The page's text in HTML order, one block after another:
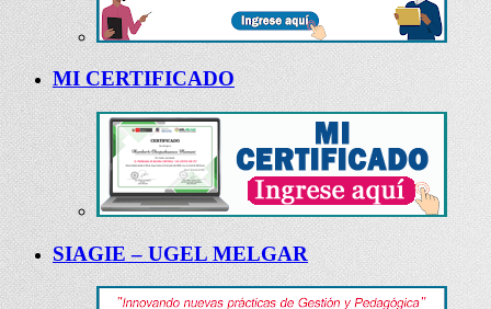
MI CERTIFICADO
SIAGIE – UGEL MELGAR